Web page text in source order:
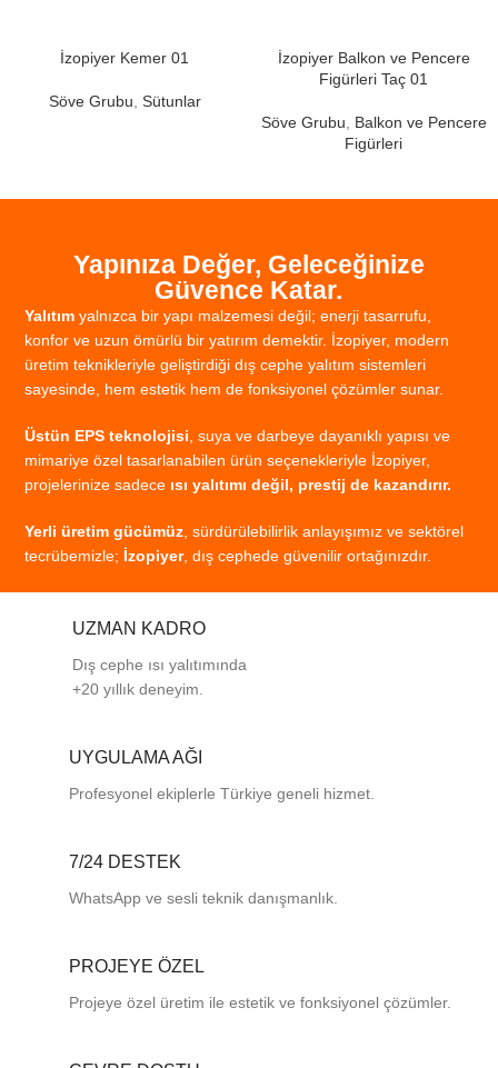
İzopiyer Kemer 01
Söve Grubu Sütunlar
İzopiyer Balkon ve Pencere
Figürleri Taç 01
Söve Grubu
Balkon ve Pencere
Figürleri
Yapınıza Değer, Geleceğinize
Güvence Katar.
Yalıtım yalnızca bir yapı malzemesi değil; enerji tasarrufu,
konfor ve uzun ömürlü bir yatırım demektir. İzopiyer, modern
üretim teknikleriyle geliştirdiği dış cephe yalıtım sistemleri
sayesinde, hem estetik hem de fonksiyonel çözümler sunar.
Üstün EPS teknolojisi suya ve darbeye dayanıklı yapısı ve
mimariye özel tasarlanabilen ürün seçenekleriyle İzopiyer,
projelerinize sadece ısı yalıtımı değil, prestij de kazandırır.
Yerli üretim gücümüz sürdürülebilirlik anlayışımız ve sektörel
tecrübemizle; İzopiyer, dış cephede güvenilir ortağınızdır.
UZMAN KADRO
Dış cephe ısı yalıtımında
+20 yıllık deneyim.
UYGULAMA AĞI
Profesyonel ekiplerle Türkiye geneli hizmet.
7/24 DESTEK
WhatsApp ve sesli teknik danışmanlık.
PROJEYE ÖZEL
Projeye özel üretim ile estetik ve fonksiyonel çözümler.